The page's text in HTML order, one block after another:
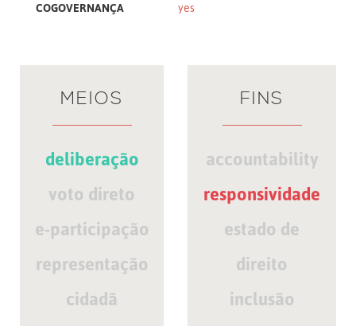
COGOVERNANÇA yes
MEIOS
deliberação
voto direto
e-participação
representação
cidadã
FINS
accountability
responsividade
estado de
direito
inclusão